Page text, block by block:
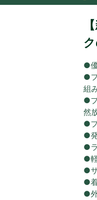
●
●
組
●
然
●
●
●
●
●
●
●